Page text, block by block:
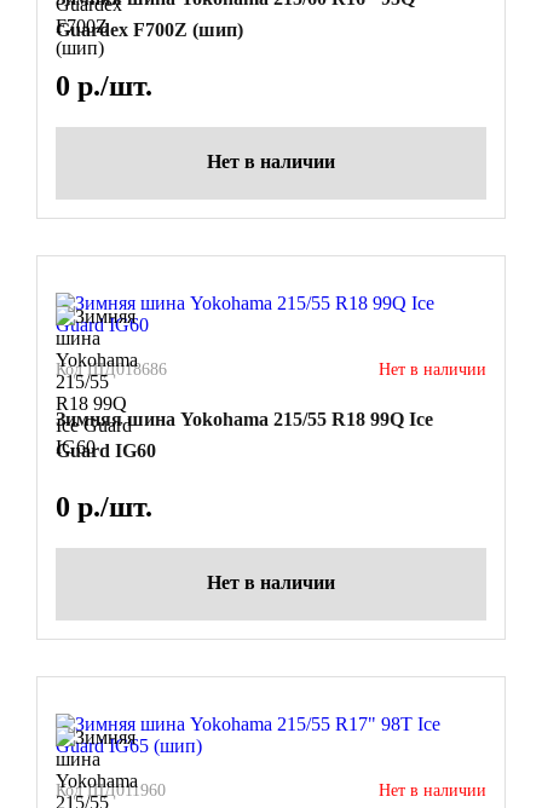
Guardex F700Z (шип)
0 р./шт.
Нет в наличии
Код ШД018686 Нет в наличии
Зимняя шина Yokohama 215/55 R18 99Q Ice
Guard IG60
0 р./шт.
Нет в наличии
Код ШД011960 Нет в наличии